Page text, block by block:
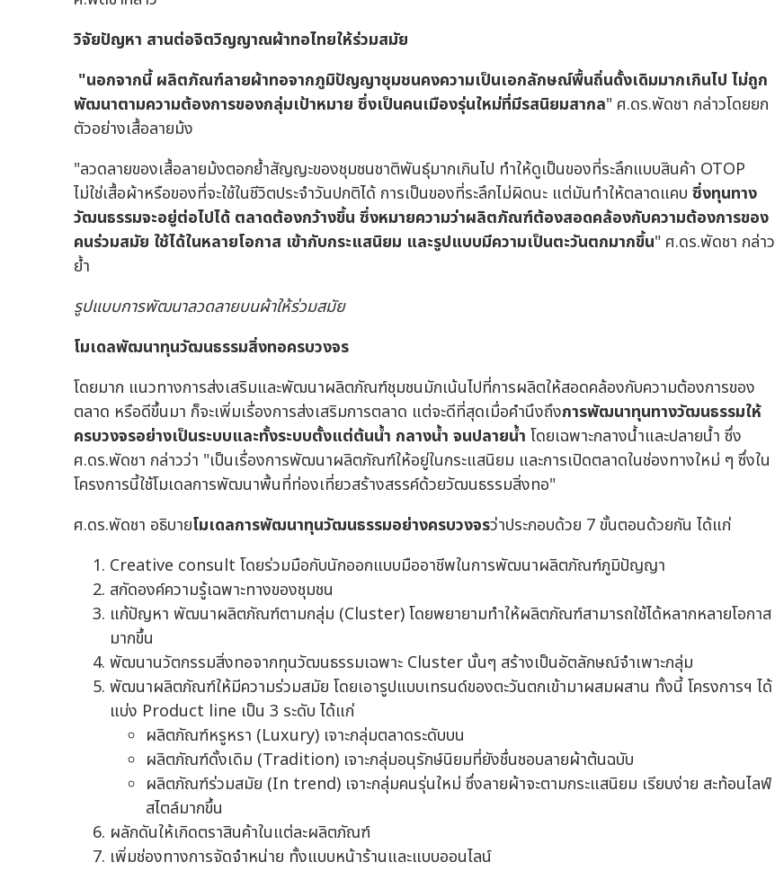
วิจัยปัญหา สานต่อจิตวิญญาณผ้าทอไทยให้ร่วมสมัย
"นอกจากนี้ ผลิตภัณฑ์ลายผ้าทอจากภูมิปัญญาชุมชนคงความเป็นเอกลักษณ์พื้นถิ่นดั้งเดิมมากเกินไป ไม่ถูก
พัฒนาตามความต้องการของกลุ่มเป้าหมาย ซึ่งเป็นคนเมืองรุ่นใหม่ที่มีรสนิยมสากล" ศ.ดร.พัดชา กล่าวโดยยก
ตัวอย่างเสื้อลายม้ง
"ลวดลายของเสื้อลายม้งตอกย้ำสัญญะของชุมชนชาติพันธุ์มากเกินไป ทำให้ดูเป็นของที่ระลึกแบบสินค้า OTOP
ไม่ใช่เสื้อผ้าหรือของที่จะใช้ในชีวิตประจำวันปกติได้ การเป็นของที่ระลึกไม่ผิดนะ แต่มันทำให้ตลาดแคบ ซึ่งทุนทาง
วัฒนธรรมจะอยู่ต่อไปได้ ตลาดต้องกว้างขึ้น ซึ่งหมายความว่าผลิตภัณฑ์ต้องสอดคล้องกับความต้องการของ
คนร่วมสมัย ใช้ได้ในหลายโอกาส เข้ากับกระแสนิยม และรูปแบบมีความเป็นตะวันตกมากขึ้น" ศ.ดร.พัดชา กล่าว
ย้ำ
รูปแบบการพัฒนาลวดลายบนผ้าให้ร่วมสมัย
โมเดลพัฒนาทุนวัฒนธรรมสิ่งทอครบวงจร
โดยมาก แนวทางการส่งเสริมและพัฒนาผลิตภัณฑ์ชุมชนมักเน้นไปที่การผลิตให้สอดคล้องกับความต้องการของ
ตลาด หรือดีขึ้นมา ก็จะเพิ่มเรื่องการส่งเสริมการตลาด แต่จะดีที่สุดเมื่อคำนึงถึงการพัฒนาทุนทางวัฒนธรรมให้
ครบวงจรอย่างเป็นระบบและทั้งระบบตั้งแต่ต้นน้ำ กลางน้ำ จนปลายน้ำ โดยเฉพาะกลางน้ำและปลายน้ำ ซึ่ง
ศ.ดร.พัดชา กล่าวว่า "เป็นเรื่องการพัฒนาผลิตภัณฑ์ให้อยู่ในกระแสนิยม และการเปิดตลาดในช่องทางใหม่ ๆ ซึ่งใน
โครงการนี้ใช้โมเดลการพัฒนาพื้นที่ท่องเที่ยวสร้างสรรค์ด้วยวัฒนธรรมสิ่งทอ"
ศ.ดร.พัดชา อธิบายโมเดลการพัฒนาทุนวัฒนธรรมอย่างครบวงจรว่าประกอบด้วย 7 ขั้นตอนด้วยกัน ได้แก่
Creative consult โดยร่วมมือกับนักออกแบบมืออาชีพในการพัฒนาผลิตภัณฑ์ภูมิปัญญา
สกัดองค์ความรู้เฉพาะทางของชุมชน
แก้ปัญหา พัฒนาผลิตภัณฑ์ตามกลุ่ม (Cluster) โดยพยายามทำให้ผลิตภัณฑ์สามารถใช้ได้หลากหลายโอกาส
มากขึ้น
พัฒนานวัตกรรมสิ่งทอจากทุนวัฒนธรรมเฉพาะ Cluster นั้นๆ สร้างเป็นอัตลักษณ์จำเพาะกลุ่ม
พัฒนาผลิตภัณฑ์ให้มีความร่วมสมัย โดยเอารูปแบบเทรนด์ของตะวันตกเข้ามาผสมผสาน ทั้งนี้ โครงการฯ ได้
แบ่ง Product line เป็น 3 ระดับ ได้แก่
ผลิตภัณฑ์หรูหรา (Luxury) เจาะกลุ่มตลาดระดับบน
ผลิตภัณฑ์ดั้งเดิม (Tradition) เจาะกลุ่มอนุรักษ์นิยมที่ยังชื่นชอบลายผ้าต้นฉบับ
ผลิตภัณฑ์ร่วมสมัย (In trend) เจาะกลุ่มคนรุ่นใหม่ ซึ่งลายผ้าจะตามกระแสนิยม เรียบง่าย สะท้อนไลฟ์
สไตล์มากขึ้น
ผลักดันให้เกิดตราสินค้าในแต่ละผลิตภัณฑ์
เพิ่มช่องทางการจัดจำหน่าย ทั้งแบบหน้าร้านและแบบออนไลน์